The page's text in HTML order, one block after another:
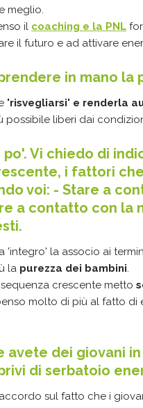
meglio.
il coaching e la PNL
il futuro e ad attivare
in mano la
'risvegliarsi' e renderla
possibile liberi dai
po'. Vi chiedo di
i fattori
voi: - Stare a
a contatto con la
'integro' la associo ai
la purezza dei bambini.
crescente metto
molto di più al fatto di
avete dei giovani
di serbatoio
sul fatto che i